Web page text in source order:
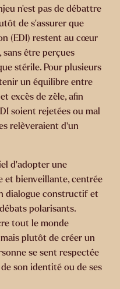
n’est pas de débattre
de s’assurer que
(EDI) restent au cœur
être perçues
stérile. Pour plusieurs
un équilibre entre
excès de zèle, afin
soient rejetées ou mal
relèveraient d’un
d’adopter une
et bienveillante, centrée
dialogue constructif et
polarisants.
tout le monde
plutôt de créer un
se sent respectée
son identité ou de ses